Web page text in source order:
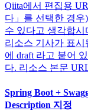
Qiita에서 편집용
다」를 선택한 경
수 있다고 생각합
리소스 기사가 표
에 draft 라고 붙어
다. 리소스 본문
Spring Boot +
Description 지정